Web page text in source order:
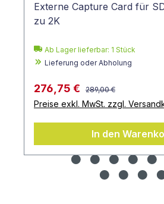
Externe Capture Card für
zu 2K
Ab Lager lieferbar: 1 Stück
Lieferung oder Abholung
276,75 € 289,00 €
Preise exkl. MwSt. zzgl.
In den